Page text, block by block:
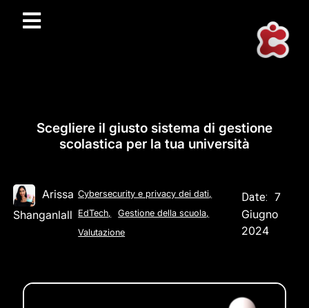
Scegliere il giusto sistema di gestione
scolastica per la tua università
Arissa
Shanganlall
Cybersecurity e privacy dei dati,
EdTech, Gestione della scuola,
Valutazione
Date: 7
Giugno
2024